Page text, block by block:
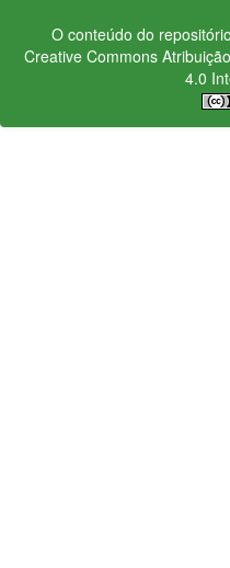
O conteúdo do
Creative Commons
4.0